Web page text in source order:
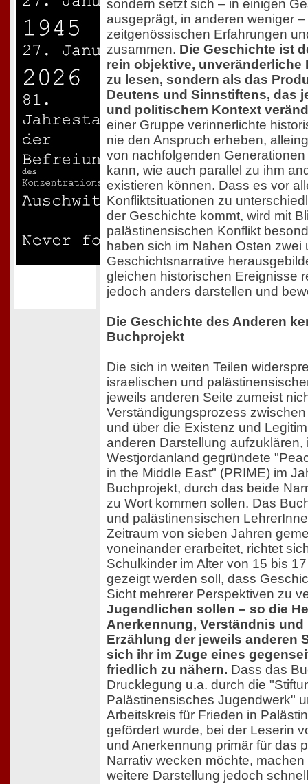
sondern setzt sich – in einigen
ausgeprägt, in anderen weniger
zeitgenössischen Erfahrungen
zusammen. Die Geschichte ist
rein objektive, unveränderliche
zu lesen, sondern als das
Deutens und Sinnstiftens, das
und politischem Kontext
einer Gruppe verinnerlichte
nie den Anspruch erheben,
von nachfolgenden
kann, wie auch parallel zu ihm
existieren können. Dass es vor
Konfliktsituationen zu
der Geschichte kommt, wird mit
palästinensischen Konflikt
haben sich im Nahen Osten zwei
Geschichtsnarrative
gleichen historischen Ereignisse
jedoch anders darstellen und
Die Geschichte des Anderen
Buchprojekt
Die sich in weiten Teilen
israelischen und
jeweils anderen Seite zumeist
Verständigungsprozess
und über die Existenz und
anderen Darstellung aufzuklären,
Westjordanland gegründete
in the Middle East" (PRIME) im
Buchprojekt, durch das beide
zu Wort kommen sollen. Das
und palästinensischen
Zeitraum von sieben Jahren
voneinander erarbeitet, richtet
Schulkinder im Alter von 15 bis
gezeigt werden soll, dass
Sicht mehrerer Perspektiven zu
Jugendlichen sollen – so die
Anerkennung, Verständnis und
Erzählung der jeweils anderen
sich ihr im Zuge eines
friedlich zu nähern. Dass das
Drucklegung u.a. durch die
Palästinensisches Jugendwerk"
Arbeitskreis für Frieden in
gefördert wurde, bei der Leserin
und Anerkennung primär für das
Narrativ wecken möchte,
weitere Darstellung jedoch